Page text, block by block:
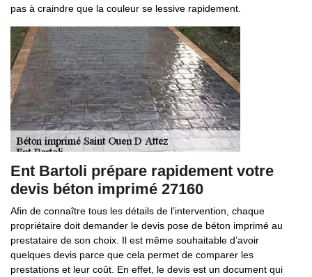
pas à craindre que la couleur se lessive rapidement.
Ent Bartoli prépare rapidement votre
devis béton imprimé 27160
Afin de connaître tous les détails de l’intervention, chaque
propriétaire doit demander le devis pose de béton imprimé au
prestataire de son choix. Il est même souhaitable d’avoir
quelques devis parce que cela permet de comparer les
prestations et leur coût. En effet, le devis est un document qui